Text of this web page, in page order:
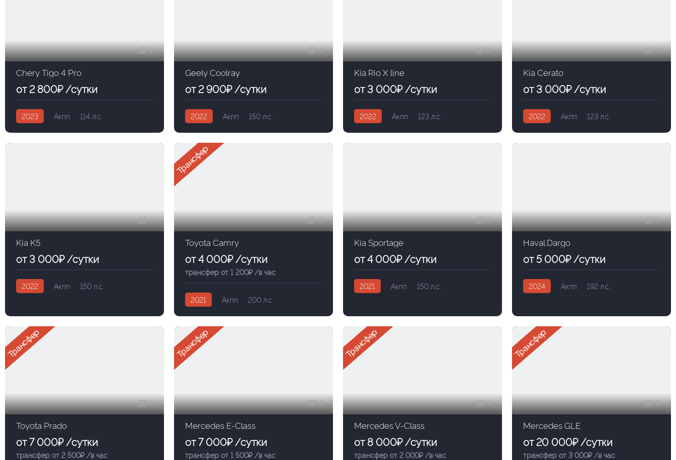
3
Chery Tigo 4 Pro
от 2 800₽ /сутки
2023 Акпп 114 л.с.
4
Geely Coolray
от 2 900₽ /сутки
2022 Акпп 150 л.с.
2
Kia Rio X line
от 3 000₽ /сутки
2022 Акпп 123 л.с.
4
Kia Cerato
от 3 000₽ /сутки
2022 Акпп 123 л.с.
4
Kia K5
от 3 000₽ /сутки
2022 Акпп 150 л.с.
Трансфер
5
Toyota Camry
от 4 000₽ /сутки
трансфер от 1 200₽ /в час
2021 Акпп 200 л.с
3
Kia Sportage
от 4 000₽ /сутки
2021 Акпп 150 л.с.
5
Haval Dargo
от 5 000₽ /сутки
2024 Акпп 192 л.с.
Трансфер
4
Toyota Prado
от 7 000₽ /сутки
трансфер от 2 500₽ /в час
Трансфер
4
Mercedes E-Class
от 7 000₽ /сутки
трансфер от 1 500₽ /в час
Трансфер
4
Mercedes V-Class
от 8 000₽ /сутки
трансфер от 2 000₽ /в час
Трансфер
3
Mercedes GLE
от 20 000₽ /сутки
трансфер от 3 000₽ /в час